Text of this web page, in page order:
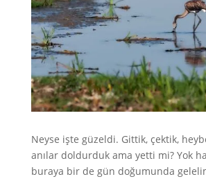
Neyse işte güzeldi. Gittik, çektik,
anılar doldurduk ama yetti mi? Yok
buraya bir de gün doğumunda